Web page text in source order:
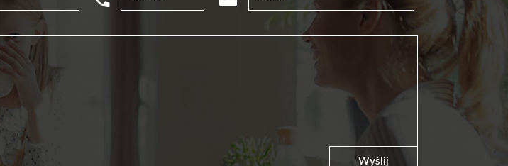
Wyślij